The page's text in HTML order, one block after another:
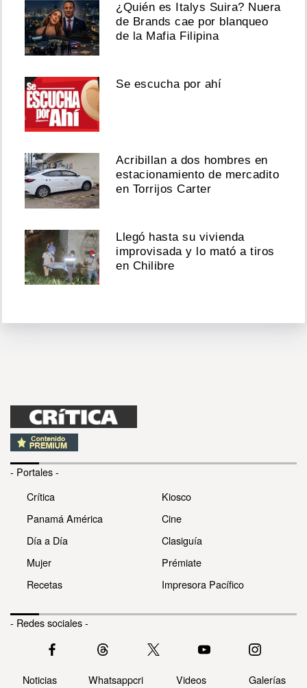
¿Quién es Italys Suira? Nuera
de Brands cae por blanqueo
de la Mafia Filipina
Se escucha por ahí
Acribillan a dos hombres en
estacionamiento de mercadito
en Torrijos Carter
Llegó hasta su vivienda
improvisada y lo mató a tiros
en Chilibre
- Portales -
Crítica
Panamá América
Día a Día
Mujer
Recetas
Kiosco
Cine
Clasiguía
Prémiate
Impresora Pacífico
- Redes sociales -
Noticias Whatsappcri Videos Galerías